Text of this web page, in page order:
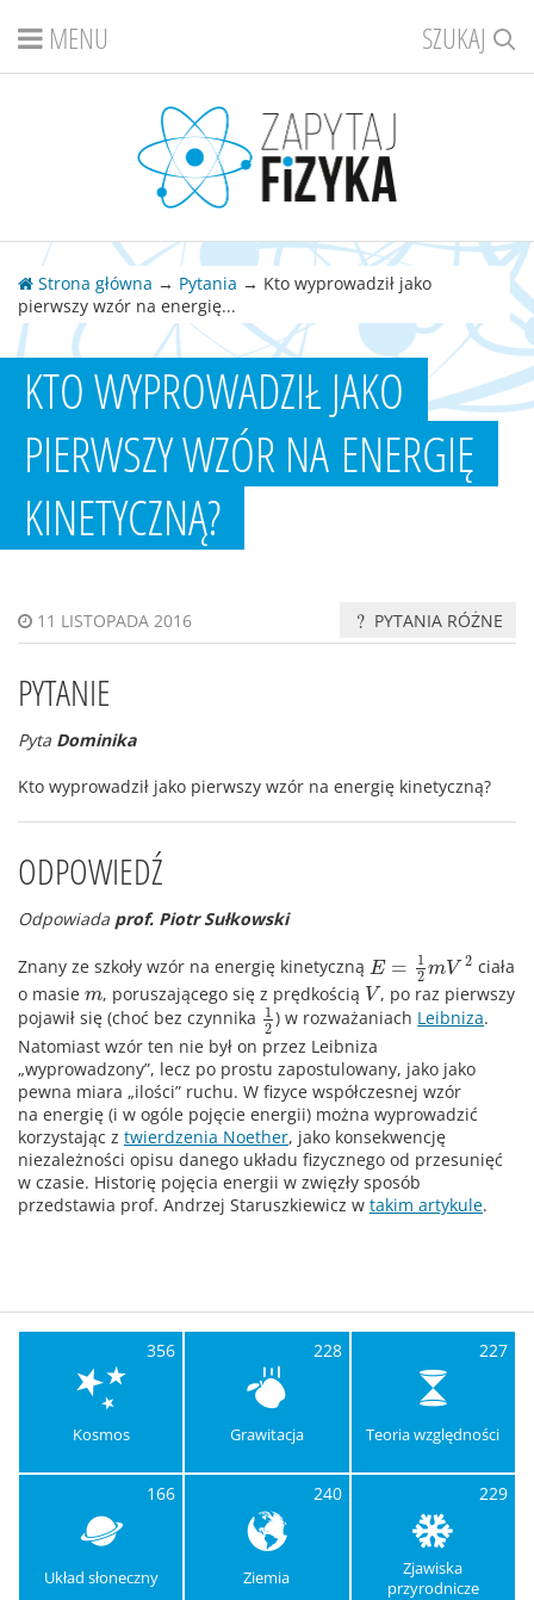
SZUKAJ
MENU
Strona główna → Pytania → Kto wyprowadził jako
pierwszy wzór na energię...
KTO WYPROWADZIŁ JAKO
PIERWSZY WZÓR NA ENERGIĘ
KINETYCZNĄ?
11 LISTOPADA 2016 PYTANIA RÓŻNE
PYTANIE
Pyta Dominika
Kto wyprowadził jako pierwszy wzór na energię kinetyczną?
ODPOWIEDŹ
Odpowiada prof. Piotr Sułkowski
Znany ze szkoły wzór na energię kinetyczną E =
1
2 mV 2 ciała
o masie m, poruszającego się z prędkością V , po raz pierwszy
pojawił się (choć bez czynnika
1
2 ) w rozważaniach Leibniza.
Natomiast wzór ten nie był on przez Leibniza
„wyprowadzony”, lecz po prostu zapostulowany, jako jako
pewna miara „ilości” ruchu. W fizyce współczesnej wzór
na energię (i w ogóle pojęcie energii) można wyprowadzić
korzystając z twierdzenia Noether, jako konsekwencję
niezależności opisu danego układu fizycznego od przesunięć
w czasie. Historię pojęcia energii w zwięzły sposób
przedstawia prof. Andrzej Staruszkiewicz w takim artykule.
356
Kosmos
228
Grawitacja
227
Teoria względności
166
Układ słoneczny
240
Ziemia
229
Zjawiska
przyrodnicze